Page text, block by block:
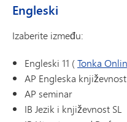
Engleski
Izaberite između:
Engleski 11 (Tonka
AP Engleska
AP seminar
IB Jezik i književnost SL